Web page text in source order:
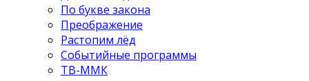
По букве закона
Преображение
Растопим лёд
Событийные программы
ТВ-ММК